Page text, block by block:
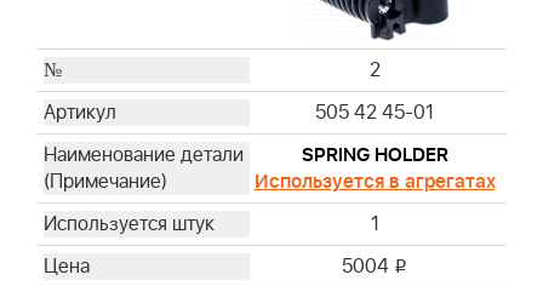
2
505 42 45-01
SPRING HOLDER
Используется в агрегатах
1
5004 i